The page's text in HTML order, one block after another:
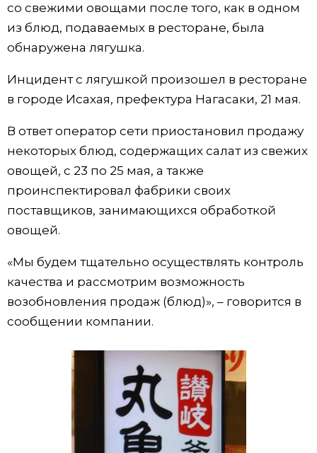
Блог
Экономика
Жизнь
Технологии
Токио
Японский язык
Семья
Еда и напитки
official SNS
со свежими овощами после того, как в одном
из блюд, подаваемых в ресторане, была
обнаружена лягушка.
Инцидент с лягушкой произошел в ресторане
в городе Исахая, префектура Нагасаки, 21 мая.
В ответ оператор сети приостановил продажу
некоторых блюд, содержащих салат из свежих
овощей, с 23 по 25 мая, а также
проинспектировал фабрики своих
поставщиков, занимающихся обработкой
овощей.
«Мы будем тщательно осуществлять контроль
качества и рассмотрим возможность
возобновления продаж (блюд)», – говорится в
сообщении компании.